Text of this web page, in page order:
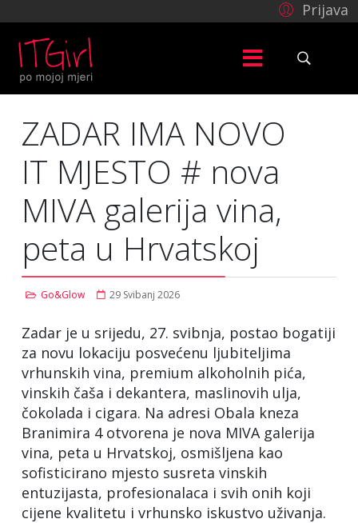
Prijava
ZADAR IMA NOVO
IT MJESTO # nova
MIVA galerija vina,
peta u Hrvatskoj
Go&Glow 29 Svibanj 2026
Zadar je u srijedu, 27. svibnja, postao bogatiji
za novu lokaciju posvećenu ljubiteljima
vrhunskih vina, premium alkoholnih pića,
vinskih čaša i dekantera, maslinovih ulja,
čokolada i cigara. Na adresi Obala kneza
Branimira 4 otvorena je nova MIVA galerija
vina, peta u Hrvatskoj, osmišljena kao
sofisticirano mjesto susreta vinskih
entuzijasta, profesionalaca i svih onih koji
cijene kvalitetu i vrhunsko iskustvo uživanja.